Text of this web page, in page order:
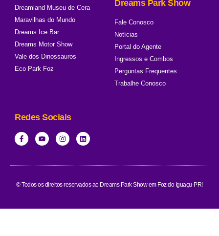
Dreamland Museu de Cera
Maravilhas do Mundo
Dreams Ice Bar
Dreams Motor Show
Vale dos Dinossauros
Eco Park Foz
Dreams Park Show
Fale Conosco
Notícias
Portal do Agente
Ingressos e Combos
Perguntas Frequentes
Trabalhe Conosco
Redes Sociais
© Todos os direitos reservados ao Dreams Park Show em Foz do Iguaçu-PR!